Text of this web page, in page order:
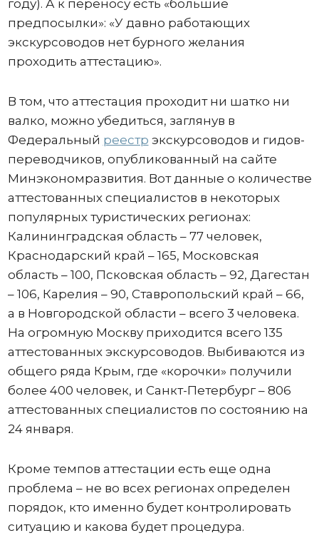
году). А к переносу есть «большие
предпосылки»: «У давно работающих
экскурсоводов нет бурного желания
проходить аттестацию».
В том, что аттестация проходит ни шатко ни
валко, можно убедиться, заглянув в
Федеральный реестр экскурсоводов и гидов-
переводчиков, опубликованный на сайте
Минэкономразвития. Вот данные о количестве
аттестованных специалистов в некоторых
популярных туристических регионах:
Калининградская область – 77 человек,
Краснодарский край – 165, Московская
область – 100, Псковская область – 92, Дагестан
– 106, Карелия – 90, Ставропольский край – 66,
а в Новгородской области – всего 3 человека.
На огромную Москву приходится всего 135
аттестованных экскурсоводов. Выбиваются из
общего ряда Крым, где «корочки» получили
более 400 человек, и Санкт-Петербург – 806
аттестованных специалистов по состоянию на
24 января.
Кроме темпов аттестации есть еще одна
проблема – не во всех регионах определен
порядок, кто именно будет контролировать
ситуацию и какова будет процедура.